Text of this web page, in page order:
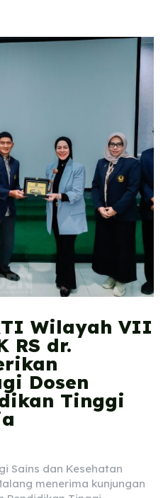
Wilayah VII
RS dr.
Dosen
Tinggi
Sains dan Kesehatan
menerima kunjungan